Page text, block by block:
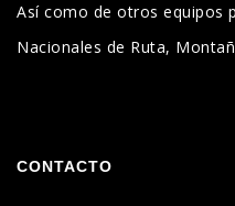
Así como de otros equipos
Nacionales de Ruta,
CONTACTO